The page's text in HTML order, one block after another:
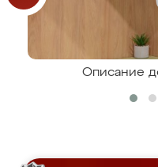
Описание